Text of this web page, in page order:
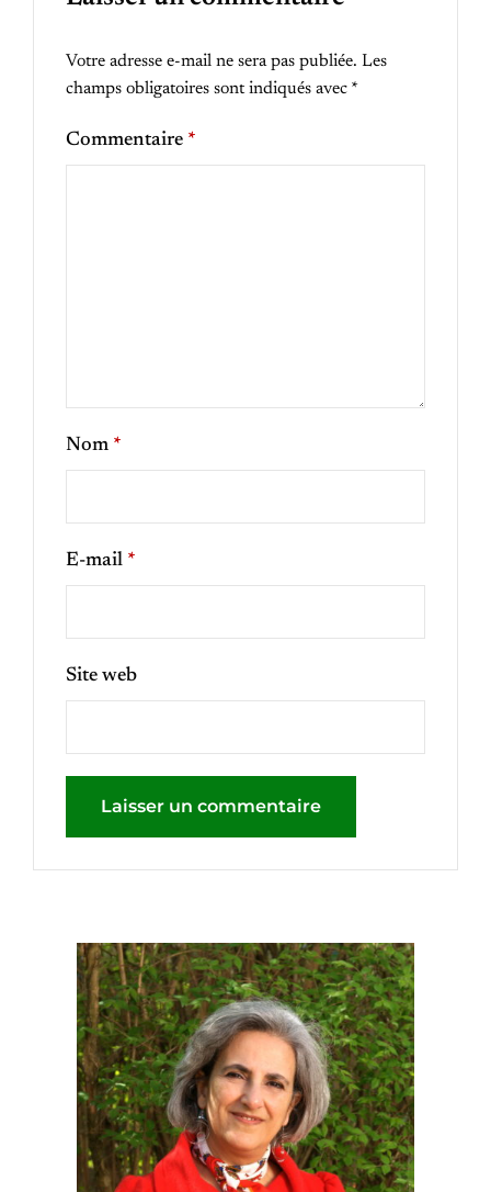
Votre adresse e-mail ne sera pas publiée. Les
champs obligatoires sont indiqués avec *
Commentaire *
Nom *
E-mail *
Site web